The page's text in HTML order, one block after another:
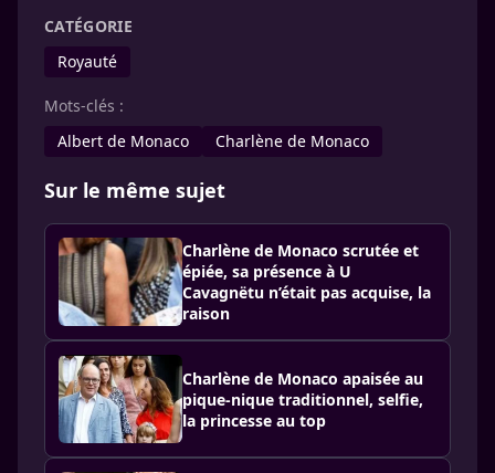
CATÉGORIE
Royauté
Mots-clés :
Albert de Monaco
Charlène de Monaco
Sur le même sujet
Charlène de Monaco scrutée et
épiée, sa présence à U
Cavagnëtu n’était pas acquise, la
raison
Charlène de Monaco apaisée au
pique-nique traditionnel, selfie,
la princesse au top